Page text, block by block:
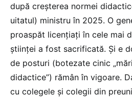
după creșterea normei
uitatul) ministru în 2025. O
proaspăt licențiați în cele mai
științei a fost sacrificată. Și e
de posturi (botezate cinic
didactice”) rămân în vigoare.
cu colegele și colegii din